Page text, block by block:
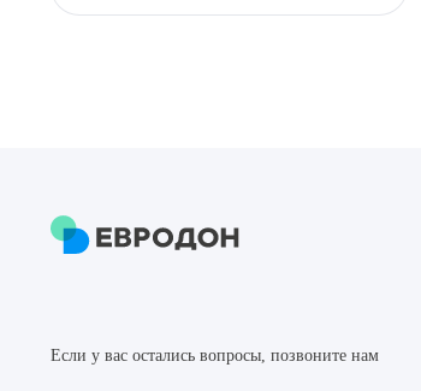
Если у вас остались вопросы, позвоните нам